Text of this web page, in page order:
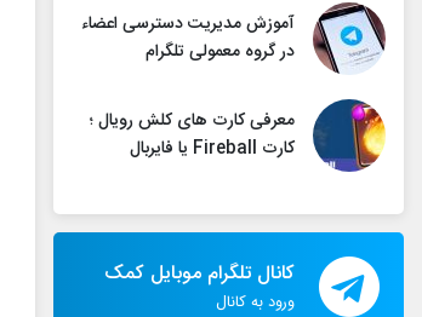
آموزش مدیریت دسترسی اعضاء
در گروه معمولی تلگرام
معرفی کارت های کلش رویال ؛
کارت Fireball یا فایربال
کانال تلگرام موبایل کمک
ورود به کانال